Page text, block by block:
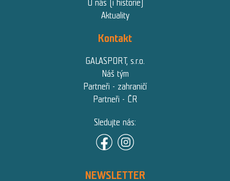
O nás (i historie)
Aktuality
Kontakt
GALASPORT, s.r.o.
Náš tým
Partneři - zahraničí
Partneři - ČR
Sledujte nás:
NEWSLETTER